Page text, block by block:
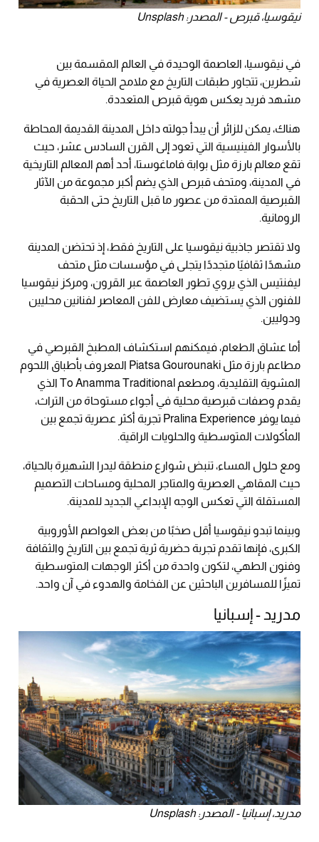
نيقوسيا، قبرص - المصدر: Unsplash
في نيقوسيا، العاصمة الوحيدة في العالم المقسمة بين
شطرين، تتجاور طبقات التاريخ مع ملامح الحياة العصرية في
مشهد فريد يعكس هوية قبرص المتعددة.
هناك، يمكن للزائر أن يبدأ جولته داخل المدينة القديمة المحاطة
بالأسوار الفينيسية التي تعود إلى القرن السادس عشر، حيث
تقع معالم بارزة مثل بوابة فاماغوستا، أحد أهم المعالم التاريخية
في المدينة، ومتحف قبرص الذي يضم أكبر مجموعة من الآثار
القبرصية الممتدة من عصور ما قبل التاريخ حتى الحقبة
الرومانية.
ولا تقتصر جاذبية نيقوسيا على التاريخ فقط، إذ تحتضن المدينة
مشهدًا ثقافيًا متجددًا يتجلى في مؤسسات مثل متحف
ليفنتيس الذي يروي تطور العاصمة عبر القرون، ومركز نيقوسيا
للفنون الذي يستضيف معارض للفن المعاصر لفنانين محليين
ودوليين.
أما عشاق الطعام، فيمكنهم استكشاف المطبخ القبرصي في
مطاعم بارزة مثل Piatsa Gourounaki المعروف بأطباق اللحوم
المشوية التقليدية، ومطعم To Anamma Traditional الذي
يقدم وصفات قبرصية محلية في أجواء مستوحاة من التراث،
فيما يوفر Pralina Experience تجربة أكثر عصرية تجمع بين
المأكولات المتوسطية والحلويات الراقية.
ومع حلول المساء، تنبض شوارع منطقة ليدرا الشهيرة بالحياة،
حيث المقاهي العصرية والمتاجر المحلية ومساحات التصميم
المستقلة التي تعكس الوجه الإبداعي الجديد للمدينة.
وبينما تبدو نيقوسيا أقل صخبًا من بعض العواصم الأوروبية
الكبرى، فإنها تقدم تجربة حضرية ثرية تجمع بين التاريخ والثقافة
وفنون الطهي، لتكون واحدة من أكثر الوجهات المتوسطية
تميزًا للمسافرين الباحثين عن الفخامة والهدوء في آن واحد.
مدريد - إسبانيا
مدريد، إسبانيا - المصدر: Unsplash